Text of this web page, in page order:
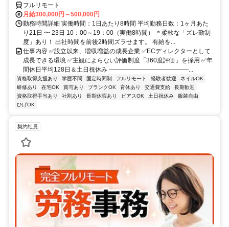
フルリモート
月給300,000円～500,000円
勤務時間詳細 実働時間：1日あたり8時間 平均勤務日数：1ヶ月あた
り21日 〜 23日 10：00～19：00（実働8時間） ＊柔軟な「ズレ勤制
度」あり！ 出社時間を前後2時間ズラせます。 有給を...
仕事内容 ✅設立以来、増収増益の成長企業 ✅ECディレクターとして
成長できる環境 ✅主観によらない評価制度「360度評価」を採用 ✅年
間休日平均128日＆土日祝休み ―――――――――――――...
資格取得支援あり 学歴不問 固定時間制 フルリモート 経験者歓迎
ネイルOK
研修あり
在宅OK 賞与あり ブランクOK 育休あり 交通費支給
長期歓迎
資格取得手当あり
社割あり 長期休暇あり ピアスOK 土日祝休み
服装自由
ひげOK
契約社員